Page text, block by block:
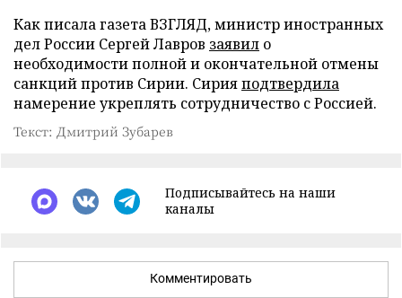
Как писала газета ВЗГЛЯД, министр иностранных
дел России Сергей Лавров заявил о
необходимости полной и окончательной отмены
санкций против Сирии. Сирияподтвердила
намерение укреплять сотрудничество с Россией.
Текст: Дмитрий Зубарев
Подписывайтесь на наши
каналы
Комментировать